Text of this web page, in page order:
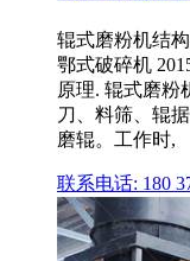
辊式磨粉机结
鄂式破碎机
原理. 辊式磨粉
刀、料筛、辊
磨辊。工作时,
联系电话: 180